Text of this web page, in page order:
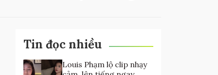
Tin đọc nhiều
Louis Phạm lộ clip nhạy